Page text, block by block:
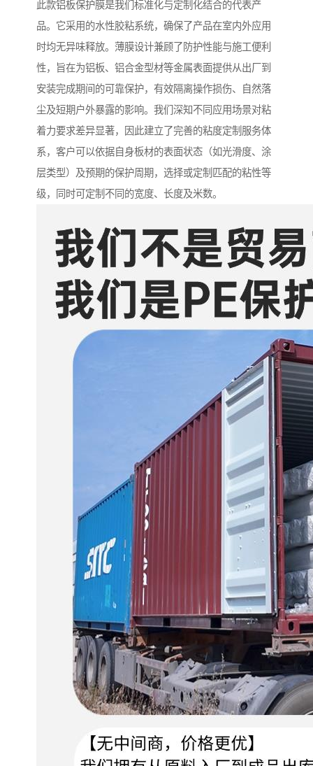
此款铝板保护膜是我们标准化与定制化结合的代表产
品。它采用的水性胶粘系统，确保了产品在室内外应用
时均无异味释放。薄膜设计兼顾了防护性能与施工便利
性，旨在为铝板、铝合金型材等金属表面提供从出厂到
安装完成期间的可靠保护，有效隔离操作损伤、自然落
尘及短期户外暴露的影响。我们深知不同应用场景对粘
着力要求差异显著，因此建立了完善的粘度定制服务体
系，客户可以依据自身板材的表面状态（如光滑度、涂
层类型）及预期的保护周期，选择或定制匹配的粘性等
级，同时可定制不同的宽度、长度及米数。